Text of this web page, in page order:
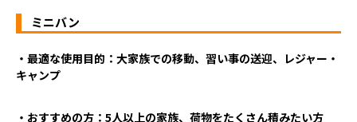
ミニバン
・最適な使用目的：大家族での移動、習い事の送迎、レジャー・
キャンプ
・おすすめの方：5人以上の家族、荷物をたくさん積みたい方